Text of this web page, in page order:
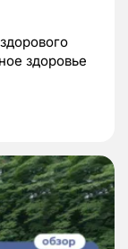
здоровье